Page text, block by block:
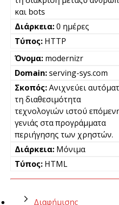
και bots
0 ημέρες
HTTP
modernizr
serving-sys.com
Ανιχνεύει
τη διαθεσιμότητα
τεχνολογιών ιστού
γενιάς στα προγράμματα
περιήγησης των χρηστών.
Μόνιμα
HTML
Διαφήμισης